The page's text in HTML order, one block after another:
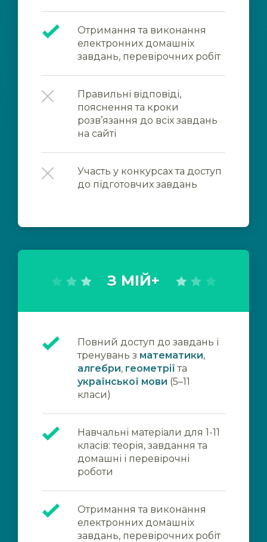
Отримання та виконання
електронних домашніх
завдань, перевірочних робіт
Правильні відповіді,
пояснення та кроки
розв’язання до всіх завдань
на сайті
Участь у конкурсах та доступ
до підготовчих завдань
З МІЙ+
Повний доступ до завдань і
тренувань з математики,
алгебри, геометрії та
української мови (5–11
класи)
Навчальні матеріали для 1-11
класів: теорія, завдання та
домашні і перевірочні
роботи
Отримання та виконання
електронних домашніх
завдань, перевірочних робіт